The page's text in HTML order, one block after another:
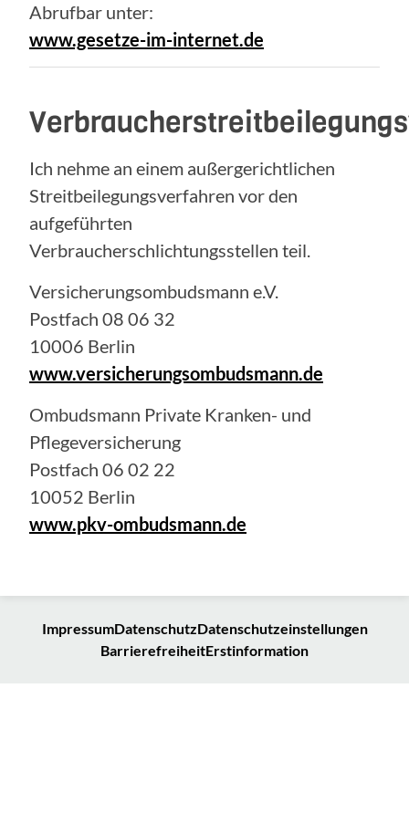
Abrufbar unter:
www.gesetze-im-internet.de
Ich nehme an einem außergerichtlichen
Streitbeilegungsverfahren vor den
aufgeführten
Verbraucherschlichtungsstellen teil.
Versicherungsombudsmann e.V.
Postfach 08 06 32
10006 Berlin
www.versicherungsombudsmann.de
Ombudsmann Private Kranken- und
Pflegeversicherung
Postfach 06 02 22
10052 Berlin
www.pkv-ombudsmann.de
ImpressumDatenschutzDatenschutzeinstellungen
BarrierefreiheitErstinformation